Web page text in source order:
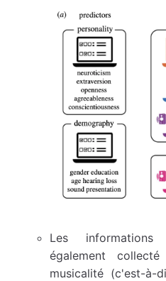
Les informations
également
musicalité (c'est-à-